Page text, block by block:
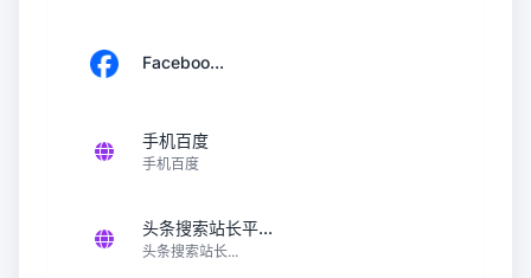
Faceboo...
手机百度
手机百度
头条搜索站长平...
头条搜索站长...